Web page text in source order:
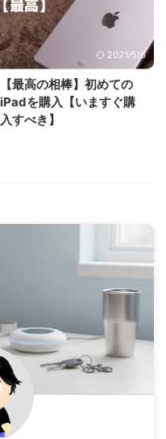
2021/5/6
【最高の相棒】初めての
iPadを購入【いますぐ購
入すべき】